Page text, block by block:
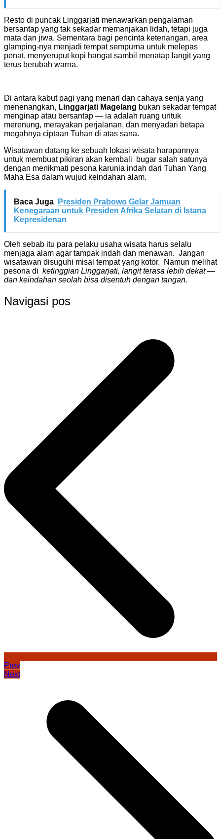
Resto di puncak Linggarjati menawarkan pengalaman
bersantap yang tak sekadar memanjakan lidah, tetapi juga
mata dan jiwa. Sementara bagi pencinta ketenangan, area
glamping-nya menjadi tempat sempurna untuk melepas
penat, menyeruput kopi hangat sambil menatap langit yang
terus berubah warna.
Di antara kabut pagi yang menari dan cahaya senja yang
menenangkan, Linggarjati Magelang bukan sekadar tempat
menginap atau bersantap — ia adalah ruang untuk
merenung, merayakan perjalanan, dan menyadari betapa
megahnya ciptaan Tuhan di atas sana.
Wisatawan datang ke sebuah lokasi wisata harapannya
untuk membuat pikiran akan kembali bugar salah satunya
dengan menikmati pesona karunia indah dari Tuhan Yang
Maha Esa dalam wujud keindahan alam.
Baca Juga
Presiden Prabowo Gelar Jamuan
Kenegaraan untuk Presiden Afrika Selatan di Istana
Kepresidenan
Oleh sebab itu para pelaku usaha wisata harus selalu
menjaga alam agar tampak indah dan menawan. Jangan
wisatawan disuguhi misal tempat yang kotor. Namun melihat
pesona di ketinggian Linggarjati, langit terasa lebih dekat —
dan keindahan seolah bisa disentuh dengan tangan.
Navigasi pos
Prev
Next